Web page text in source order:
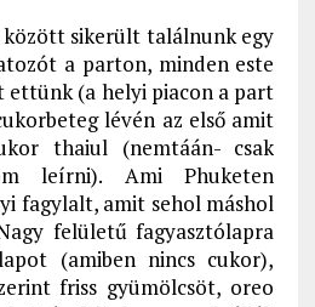
sikerült találnunk egy
a parton, minden este
ettünk (a helyi piacon a part
lévén az első amit
thaiul (nemtáán- csak
leírni). Ami Phuketen
fagylalt, amit sehol máshol
felületű fagyasztólapra
(amiben nincs cukor),
friss gyümölcsöt, oreo